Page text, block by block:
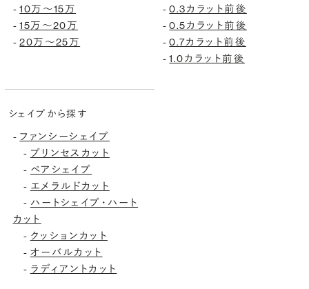
-10万〜15万
-15万〜20万
-20万〜25万
-0.3カラット前後
-0.5カラット前後
-0.7カラット前後
-1.0カラット前後
シェイプから探す
- ファンシーシェイプ
- プリンセスカット
- ペアシェイプ
- エメラルドカット
- ハートシェイプ・ハート
カット
- クッションカット
- オーバルカット
- ラディアントカット